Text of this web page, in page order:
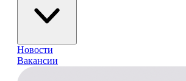
Новости
Вакансии